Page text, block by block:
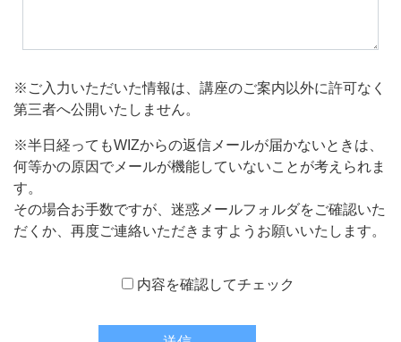
※ご入力いただいた情報は、講座のご案内以外に許可なく
第三者へ公開いたしません。
※半日経ってもWIZからの返信メールが届かないときは、
何等かの原因でメールが機能していないことが考えられま
す。
その場合お手数ですが、迷惑メールフォルダをご確認いた
だくか、再度ご連絡いただきますようお願いいたします。
内容を確認してチェック